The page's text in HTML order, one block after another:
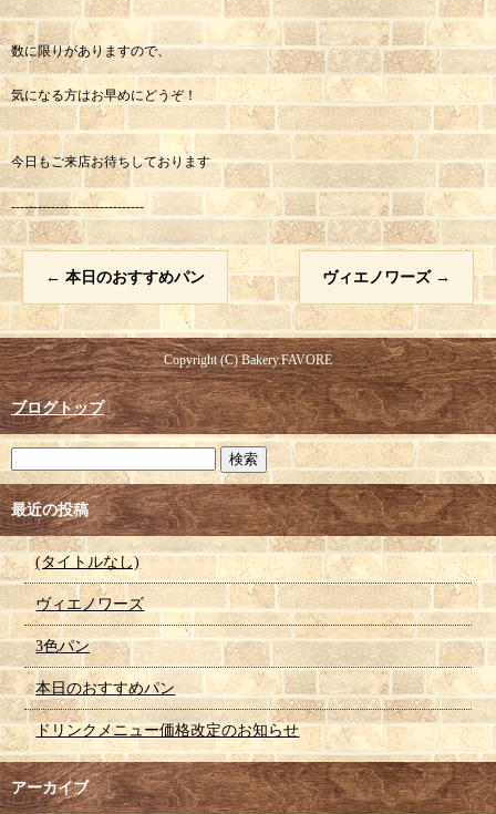
数に限りがありますので、
気になる方はお早めにどうぞ！
今日もご来店お待ちしております
------------------------------
← 本日のおすすめパン ヴィエノワーズ →
Copyright (C) Bakery.FAVORE
ブログトップ
最近の投稿
(タイトルなし)
ヴィエノワーズ
3色パン
本日のおすすめパン
ドリンクメニュー価格改定のお知らせ
アーカイブ